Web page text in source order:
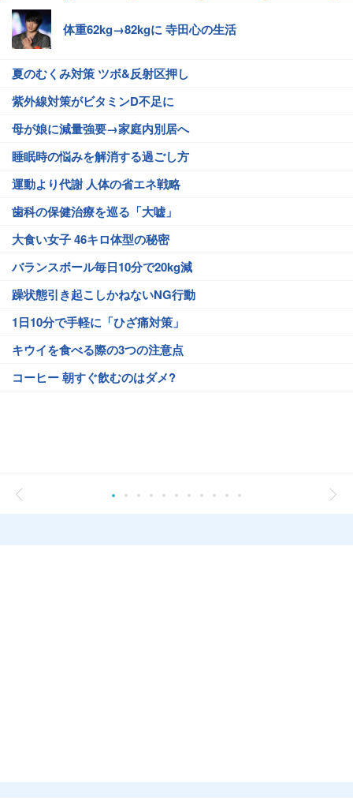
体重62kg→82kgに 寺田心の生活
夏のむくみ対策 ツボ&反射区押し
紫外線対策がビタミンD不足に
母が娘に減量強要→家庭内別居へ
睡眠時の悩みを解消する過ごし方
運動より代謝 人体の省エネ戦略
歯科の保健治療を巡る「大嘘」
大食い女子 46キロ体型の秘密
バランスボール毎日10分で20kg減
躁状態引き起こしかねないNG行動
1日10分で手軽に「ひざ痛対策」
キウイを食べる際の3つの注意点
コーヒー 朝すぐ飲むのはダメ?